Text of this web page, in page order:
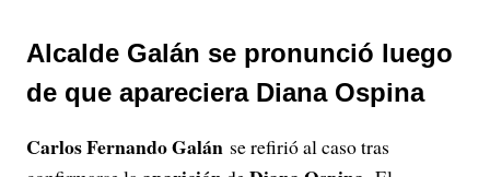
Alcalde Galán se pronunció luego
de que apareciera Diana Ospina
Carlos Fernando Galán se refirió al caso tras